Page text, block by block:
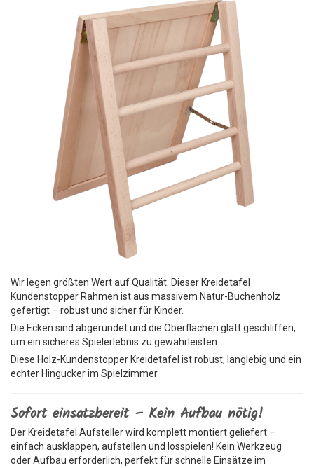
Wir legen größten Wert auf Qualität. Dieser Kreidetafel
Kundenstopper Rahmen ist aus massivem Natur-Buchenholz
gefertigt – robust und sicher für Kinder.
Die Ecken sind abgerundet und die Oberflächen glatt geschliffen,
um ein sicheres Spielerlebnis zu gewährleisten.
Diese Holz-Kundenstopper Kreidetafel ist robust, langlebig und ein
echter Hingucker im Spielzimmer
Sofort einsatzbereit – Kein Aufbau nötig!
Der Kreidetafel Aufsteller wird komplett montiert geliefert –
einfach ausklappen, aufstellen und losspielen! Kein Werkzeug
oder Aufbau erforderlich, perfekt für schnelle Einsätze im